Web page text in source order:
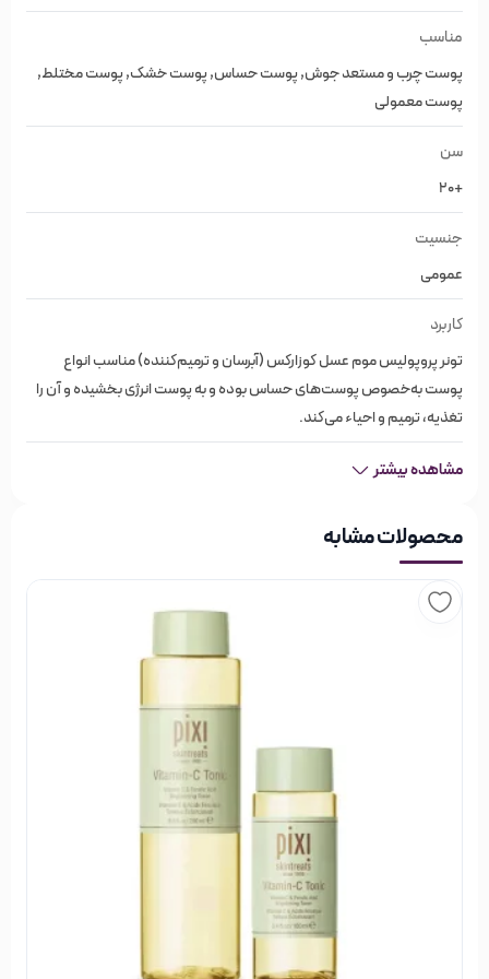
چسبناک بوده اما به سرعت جذب پوست می‌شود.
ویژگی‌های تونر پروپولیس موم عسل
کوزارکس
برند کوزارکس CosRX
ساخت کره
تونر پروپولیس موم عسل کوزارکس (آبرسان و ترمیم‌کننده)
مناسب
آبرسان صورت, ترمیم کننده, ضد قرمزی و التهاب, مغذی پوست
حاوی ۷۲.۶ درصد عصاره بره موم و ۱۰.۶ درصد عصاره عسل
عصاره پانتنول، دانه کاسیا ابتوسیفولیا، سدیم هیالورونات و آرجنین
تقویت پوست
150 میل
نحوه مصرف تونر پروپولیس موم عسل
بعد از شستشوی پوست با شوینده مناسب، از تونر برای تنظیم و
تمیز کردن پوست خود استفاده کنید. مقداری تونر را روی یک پد
پنبه‌ای ریخته و پد مرطوب شده را روی پوست صورت و گردن خود
معرفی برند کوزارکسCosRX
کوزارکس نیز مثل سایر برندهای مراقبت پوست کره ای در سال‌های
اخیر سروصدای زیادی در صنعت زیبایی ایجاد کرده است. در حال
مناسب
پوست چرب و مستعد جوش, پوست حساس, پوست خشک, پوست مختلط,
پوست معمولی
سن
+20
جنسیت
عمومی
کاربرد
تونر پروپولیس موم عسل کوزارکس (آبرسان و ترمیم‌کننده) مناسب انواع
پوست به‌خصوص پوست‌های حساس بوده و به پوست انرژی بخشیده و آن را
تغذیه، ترمیم و احیاء می‌کند.
مشاهده بیشتر
محصولات مشابه